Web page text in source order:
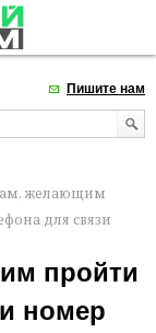
Пишите нам
желающим
для связи
пройти
номер